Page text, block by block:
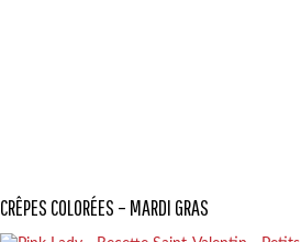
CRÊPES COLORÉES – MARDI GRAS